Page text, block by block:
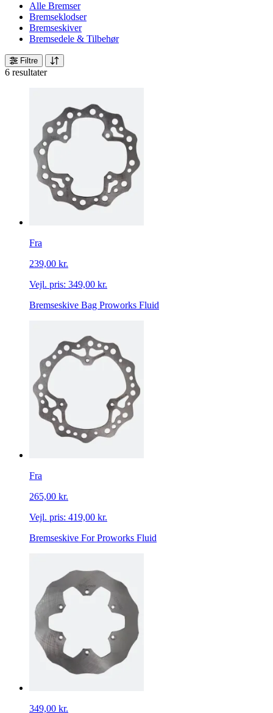
Alle Bremser
Bremseklodser
Bremseskiver
Bremsedele & Tilbehør
Filtre
6 resultater
Fra
239,00 kr.
Vejl. pris: 349,00 kr.
Bremseskive Bag Proworks Fluid
Fra
265,00 kr.
Vejl. pris: 419,00 kr.
Bremseskive For Proworks Fluid
349,00 kr.